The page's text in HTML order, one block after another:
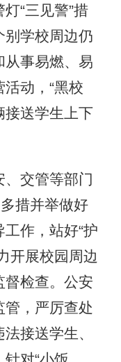
“三见警”措
别学校周边仍
从事易燃、易
动，“黑校
接送学生上下
交管等部门
措并举做好
作，站好“护
开展校园周边
督检查。公安
，严厉查处
接送学生、